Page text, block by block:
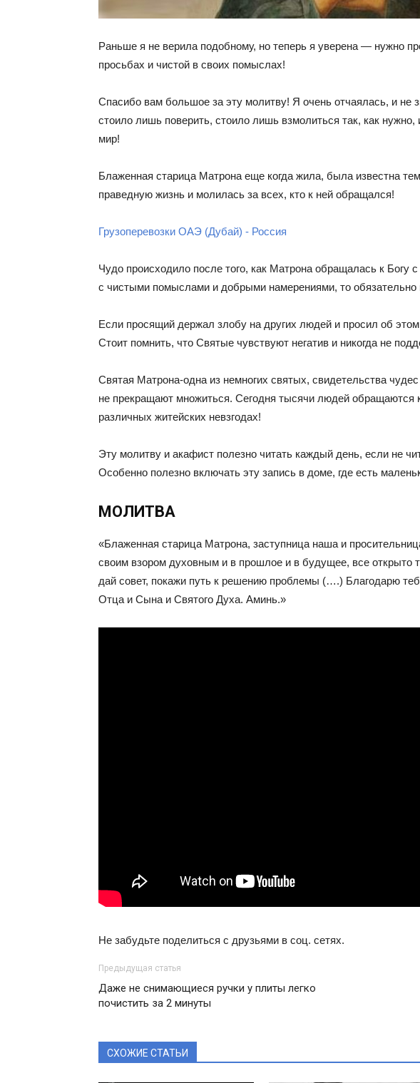
Раньше я не верила подобному, но теперь я уверена — нужно
просьбах и чистой в своих помыслах!
Спасибо вам большое за эту молитву! Я очень отчаялась, и не
стоило лишь поверить, стоило лишь взмолиться так, как
мир!
Блаженная старица Матрона еще когда жила, была известна
праведную жизнь и молилась за всех, кто к ней обращался!
Грузоперевозки ОАЭ (Дубай) - Россия
Чудо происходило после того, как Матрона обращалась к Богу
с чистыми помыслами и добрыми намерениями, то
Если просящий держал злобу на других людей и просил об
Стоит помнить, что Святые чувствуют негатив и никогда не
Святая Матрона-одна из немногих святых, свидетельства
не прекращают множиться. Сегодня тысячи людей обращаются
различных житейских невзгодах!
Эту молитву и акафист полезно читать каждый день, если не
Особенно полезно включать эту запись в доме, где есть
МОЛИТВА
«Блаженная старица Матрона, заступница наша и
своим взором духовным и в прошлое и в будущее, все открыто
дай совет, покажи путь к решению проблемы (….) Благодарю
Отца и Сына и Святого Духа. Аминь.»
Не забудьте поделиться с друзьями в соц. сетях.
Предыдущая статья
Даже не снимающиеся ручки у плиты легко
почистить за 2 минуты
СХОЖИЕ СТАТЬИ